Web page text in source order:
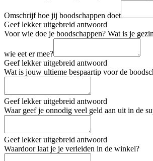
Omschrijf hoe jij boodschappen doet
Geef lekker uitgebreid antwoord
Voor wie doe je boodschappen? Wat is je
wie eet er mee?
Geef lekker uitgebreid antwoord
Wat is jouw ultieme bespaartip voor de
Geef lekker uitgebreid antwoord
Waar geef je onnodig veel geld aan uit in de
Geef lekker uitgebreid antwoord
Waardoor laat je je verleiden in de winkel?